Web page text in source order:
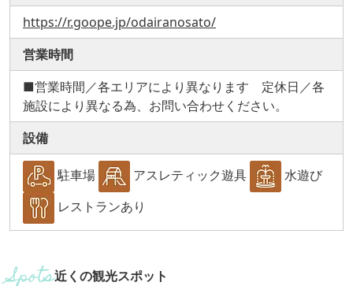
https://r.goope.jp/odairanosato/
営業時間
■営業時間／各エリアにより異なります 定休日／各
施設により異なる為、お問い合わせください。
設備
駐車場 アスレティック遊具
水遊び
レストランあり
近くの観光スポット